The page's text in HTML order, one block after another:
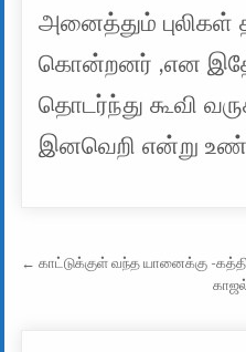
அனைத்தும்
கொன்றனர் ,என
தொடர்ந்து கூவி
இனவெறி என்று
Post navigation
← காட்டுக்குள் வந்த யானைக்கு -